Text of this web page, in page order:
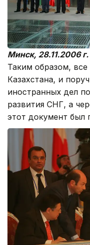
Минск, 28.11.2006 г.
Таким образом,
Казахстана, и
иностранных дел
развития СНГ, а
этот документ был